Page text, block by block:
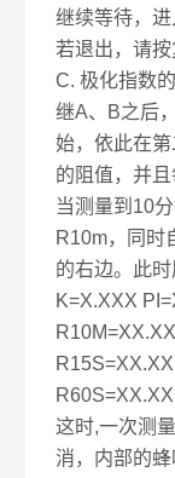
继续等待，进
若退出，请按
C. 极化指数
继A、B之后
始，依此在
的阻值，并且
当测量到10
R10m，同时
的右边。此
K=X.XXX
这时,一次测
消，内部的